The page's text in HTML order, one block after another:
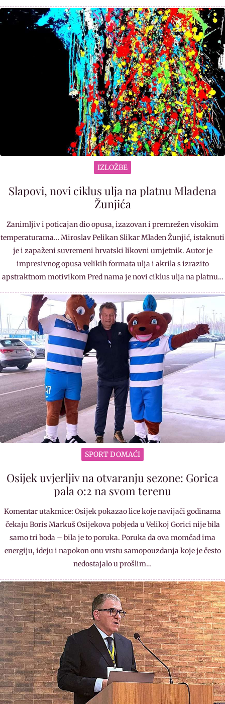
IZLOŽBE
Slapovi, novi ciklus ulja na platnu Mladena
Žunjića
Zanimljiv i poticajan dio opusa, izazovan i premrežen visokim
temperaturama… Miroslav Pelikan Slikar Mladen Žunjić, istaknuti
je i zapaženi suvremeni hrvatski likovni umjetnik. Autor je
impresivnog opusa velikih formata ulja i akrila s izrazito
apstraktnom motivikom Pred nama je novi ciklus ulja na platnu…
SPORT DOMAĆI
Osijek uvjerljiv na otvaranju sezone: Gorica
pala 0:2 na svom terenu
Komentar utakmice: Osijek pokazao lice koje navijači godinama
čekaju Boris Markuš Osijekova pobjeda u Velikoj Gorici nije bila
samo tri boda – bila je to poruka. Poruka da ova momčad ima
energiju, ideju i napokon onu vrstu samopouzdanja koje je često
nedostajalo u prošlim…